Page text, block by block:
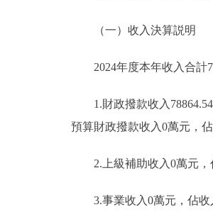
（一）收入決算説明
2024年度本年收入合計
1.財政撥款收入
預算財政撥款收入0萬元，
2.上級補助收入0萬元，
3.事業收入0萬元，佔收